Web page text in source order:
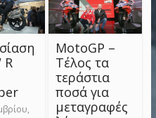
R
MotoGP –
Τέλος τα
τεράστια
ποσά για
μεταγραφές